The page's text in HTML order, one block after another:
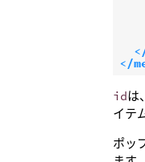
</
idは
イテ
ポッ